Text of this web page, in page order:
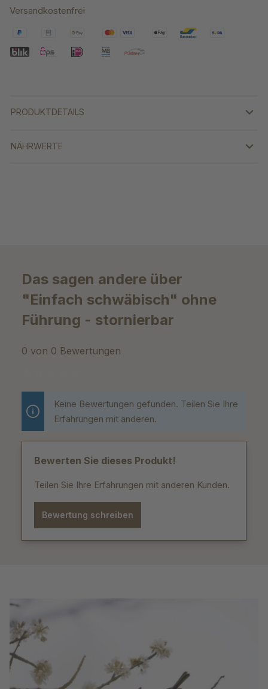
Versandkostenfrei
PRODUKTDETAILS
NÄHRWERTE
Das sagen andere über
"Einfach schwäbisch" ohne
Führung - stornierbar
0 von 0 Bewertungen
Keine Bewertungen gefunden. Teilen Sie Ihre
Erfahrungen mit anderen.
Bewerten Sie dieses Produkt!
Teilen Sie Ihre Erfahrungen mit anderen Kunden.
Bewertung schreiben